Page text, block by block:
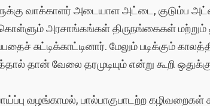
வாக்காளர் அடையாள அட்டை, குடும்ப
அரசாங்கங்கள் திருநங்கைகள் மற்றும்
சுட்டிக்காட்டினார். மேலும் படிக்கும்
தான் வேலை தரமுடியும் என்று கூறி
வழங்காமல், பால்பாகுபாடற்ற கழிவறைகள்